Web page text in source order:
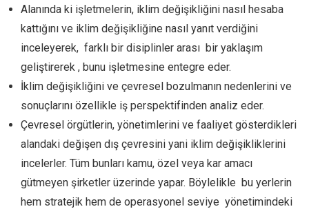
Alanında ki işletmelerin, iklim değişikliğini nasıl hesaba
kattığını ve iklim değişikliğine nasıl yanıt verdiğini
inceleyerek, farklı bir disiplinler arası bir yaklaşım
geliştirerek , bunu işletmesine entegre eder.
İklim değişikliğini ve çevresel bozulmanın nedenlerini ve
sonuçlarını özellikle iş perspektifinden analiz eder.
Çevresel örgütlerin, yönetimlerini ve faaliyet gösterdikleri
alandaki değişen dış çevresini yani iklim değişikliklerini
incelerler. Tüm bunları kamu, özel veya kar amacı
gütmeyen şirketler üzerinde yapar. Böylelikle bu yerlerin
hem stratejik hem de operasyonel seviye yönetimindeki